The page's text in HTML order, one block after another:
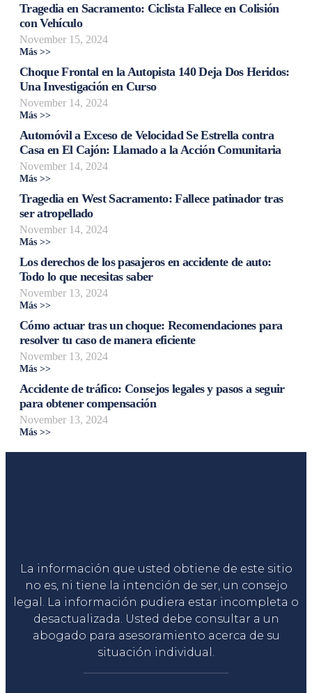
Tragedia en Sacramento: Ciclista Fallece en Colisión
con Vehículo
November 15, 2024
Más >>
Choque Frontal en la Autopista 140 Deja Dos Heridos:
Una Investigación en Curso
November 14, 2024
Más >>
Automóvil a Exceso de Velocidad Se Estrella contra
Casa en El Cajón: Llamado a la Acción Comunitaria
November 14, 2024
Más >>
Tragedia en West Sacramento: Fallece patinador tras
ser atropellado
November 14, 2024
Más >>
Los derechos de los pasajeros en accidente de auto:
Todo lo que necesitas saber
November 13, 2024
Más >>
Cómo actuar tras un choque: Recomendaciones para
resolver tu caso de manera eficiente
November 13, 2024
Más >>
Accidente de tráfico: Consejos legales y pasos a seguir
para obtener compensación
November 13, 2024
Más >>
La información que usted obtiene de este sitio
no es, ni tiene la intención de ser, un consejo
legal. La información pudiera estar incompleta o
desactualizada. Usted debe consultar a un
abogado para asesoramiento acerca de su
situación individual.